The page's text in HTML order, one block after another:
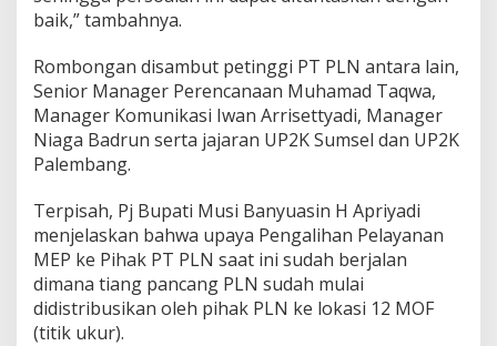
baik,” tambahnya.
Rombongan disambut petinggi PT PLN antara lain,
Senior Manager Perencanaan Muhamad Taqwa,
Manager Komunikasi Iwan Arrisettyadi, Manager
Niaga Badrun serta jajaran UP2K Sumsel dan UP2K
Palembang.
Terpisah, Pj Bupati Musi Banyuasin H Apriyadi
menjelaskan bahwa upaya Pengalihan Pelayanan
MEP ke Pihak PT PLN saat ini sudah berjalan
dimana tiang pancang PLN sudah mulai
didistribusikan oleh pihak PLN ke lokasi 12 MOF
(titik ukur).